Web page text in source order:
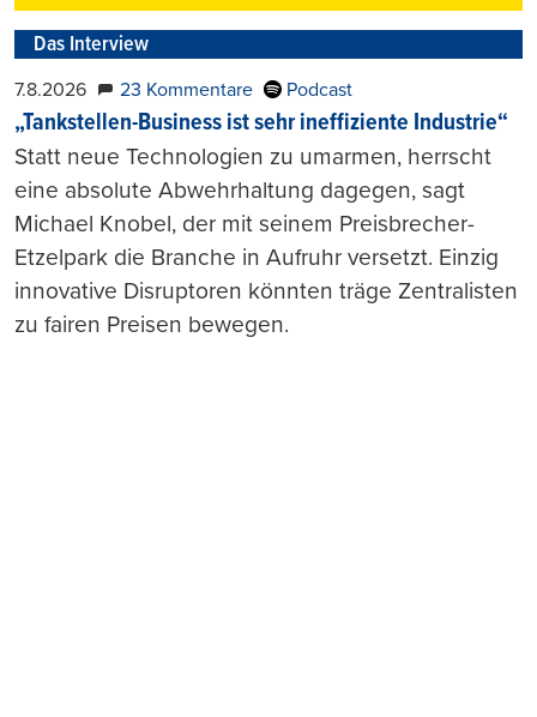
Das Interview
7.8.2026 23 Kommentare Podcast
„Tankstellen-Business ist sehr ineffiziente Industrie“
Statt neue Technologien zu umarmen, herrscht
eine absolute Abwehrhaltung dagegen, sagt
Michael Knobel, der mit seinem Preisbrecher-
Etzelpark die Branche in Aufruhr versetzt. Einzig
innovative Disruptoren könnten träge Zentralisten
zu fairen Preisen bewegen.